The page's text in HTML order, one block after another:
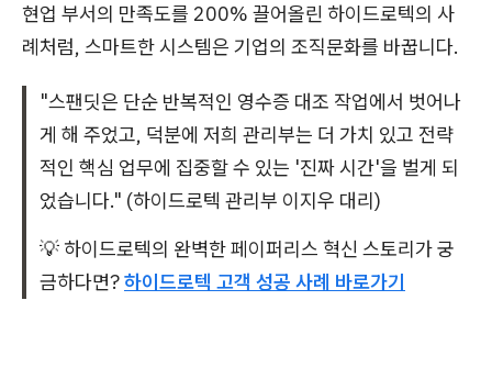
현업 부서의 만족도를 200% 끌어올린 하이드로텍의 사
례처럼, 스마트한 시스템은 기업의 조직문화를 바꿉니다.
"스팬딧은 단순 반복적인 영수증 대조 작업에서 벗어나
게 해 주었고, 덕분에 저희 관리부는 더 가치 있고 전략
적인 핵심 업무에 집중할 수 있는 '진짜 시간'을 벌게 되
었습니다." (하이드로텍 관리부 이지우 대리)
💡 하이드로텍의 완벽한 페이퍼리스 혁신 스토리가 궁
금하다면?하이드로텍 고객 성공 사례 바로가기